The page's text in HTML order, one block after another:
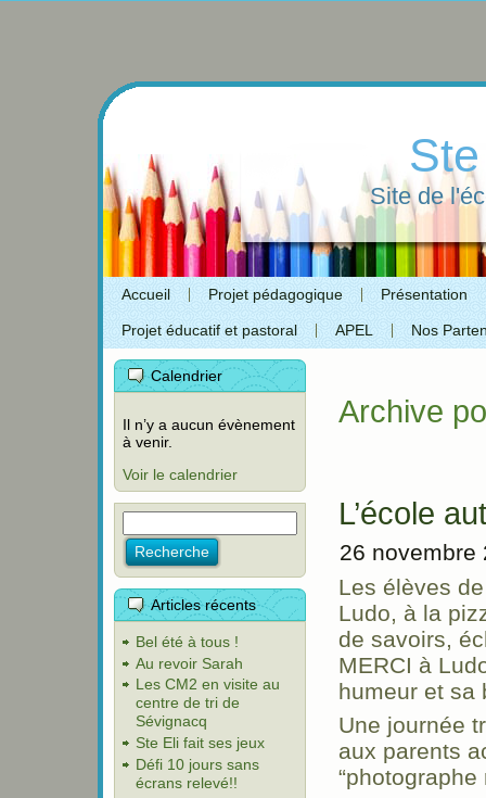
Site de
Accueil Projet pédagogique Présentation
Projet éducatif et pastoral APEL Nos
Calendrier
Il n’y a aucun évènement
à venir.
Voir le calendrier
Articles récents
Bel été à tous !
Au revoir Sarah
Les CM2 en visite au
centre de tri de
Sévignacq
Ste Eli fait ses jeux
Défi 10 jours sans
écrans relevé!!
Archive
L’école
26 novembre
Les élèves
Ludo, à la
de savoirs,
MERCI à
humeur et sa
Une journée
aux parents
“photographe